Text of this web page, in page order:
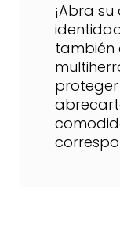
¡Abra
también
proteger